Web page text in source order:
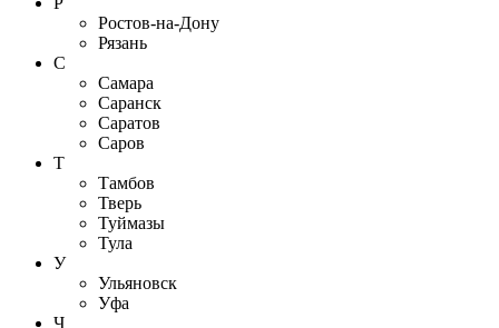
Ростов-на-Дону
Рязань
С
Самара
Саранск
Саратов
Саров
Т
Тамбов
Тверь
Туймазы
Тула
У
Ульяновск
Уфа
Ч